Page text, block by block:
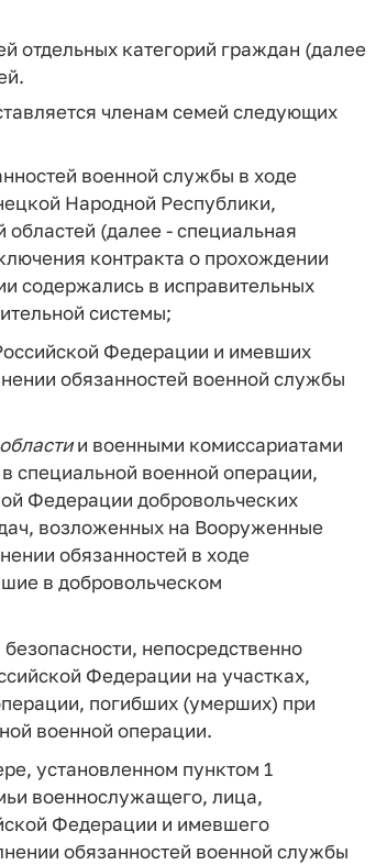
отдельных категорий граждан (далее
членам семей следующих
военной службы в ходе
Народной Республики,
(далее - специальная
контракта о прохождении
содержались в исправительных
системы;
Федерации и имевших
обязанностей военной службы
областии военными комиссариатами
специальной военной операции,
Федерации добровольческих
возложенных на Вооруженные
обязанностей в ходе
в добровольческом
непосредственно
Федерации на участках,
погибших (умерших) при
военной операции.
установленном пунктом 1
военнослужащего, лица,
Федерации и имевшего
обязанностей военной службы